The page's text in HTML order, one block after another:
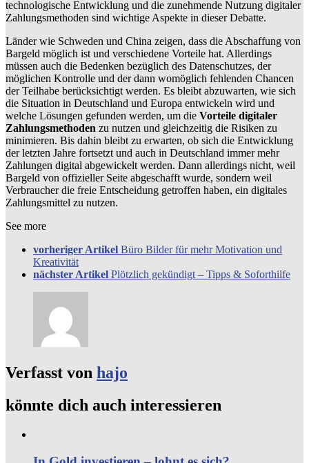
technologische Entwicklung und die zunehmende Nutzung digitaler
Zahlungsmethoden sind wichtige Aspekte in dieser Debatte.
Länder wie Schweden und China zeigen, dass die Abschaffung von
Bargeld möglich ist und verschiedene Vorteile hat. Allerdings
müssen auch die Bedenken bezüglich des Datenschutzes, der
möglichen Kontrolle und der dann womöglich fehlenden Chancen
der Teilhabe berücksichtigt werden. Es bleibt abzuwarten, wie sich
die Situation in Deutschland und Europa entwickeln wird und
welche Lösungen gefunden werden, um die Vorteile digitaler
Zahlungsmethoden zu nutzen und gleichzeitig die Risiken zu
minimieren. Bis dahin bleibt zu erwarten, ob sich die Entwicklung
der letzten Jahre fortsetzt und auch in Deutschland immer mehr
Zahlungen digital abgewickelt werden. Dann allerdings nicht, weil
Bargeld von offizieller Seite abgeschafft wurde, sondern weil
Verbraucher die freie Entscheidung getroffen haben, ein digitales
Zahlungsmittel zu nutzen.
See more
vorheriger Artikel Büro Bilder für mehr Motivation und
Kreativität
nächster Artikel Plötzlich gekündigt – Tipps & Soforthilfe
Verfasst von hajo
könnte dich auch interessieren